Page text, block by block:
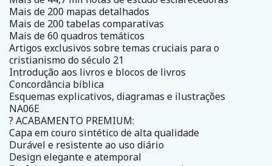
Mais de 200 mapas detalhados
Mais de 200 tabelas comparativas
Mais de 60 quadros temáticos
Artigos exclusivos sobre temas cruciais para o
cristianismo do século 21
Introdução aos livros e blocos de livros
Concordância bíblica
Esquemas explicativos, diagramas e ilustrações
NA06E
? ACABAMENTO PREMIUM:
Capa em couro sintético de alta qualidade
Durável e resistente ao uso diário
Design elegante e atemporal